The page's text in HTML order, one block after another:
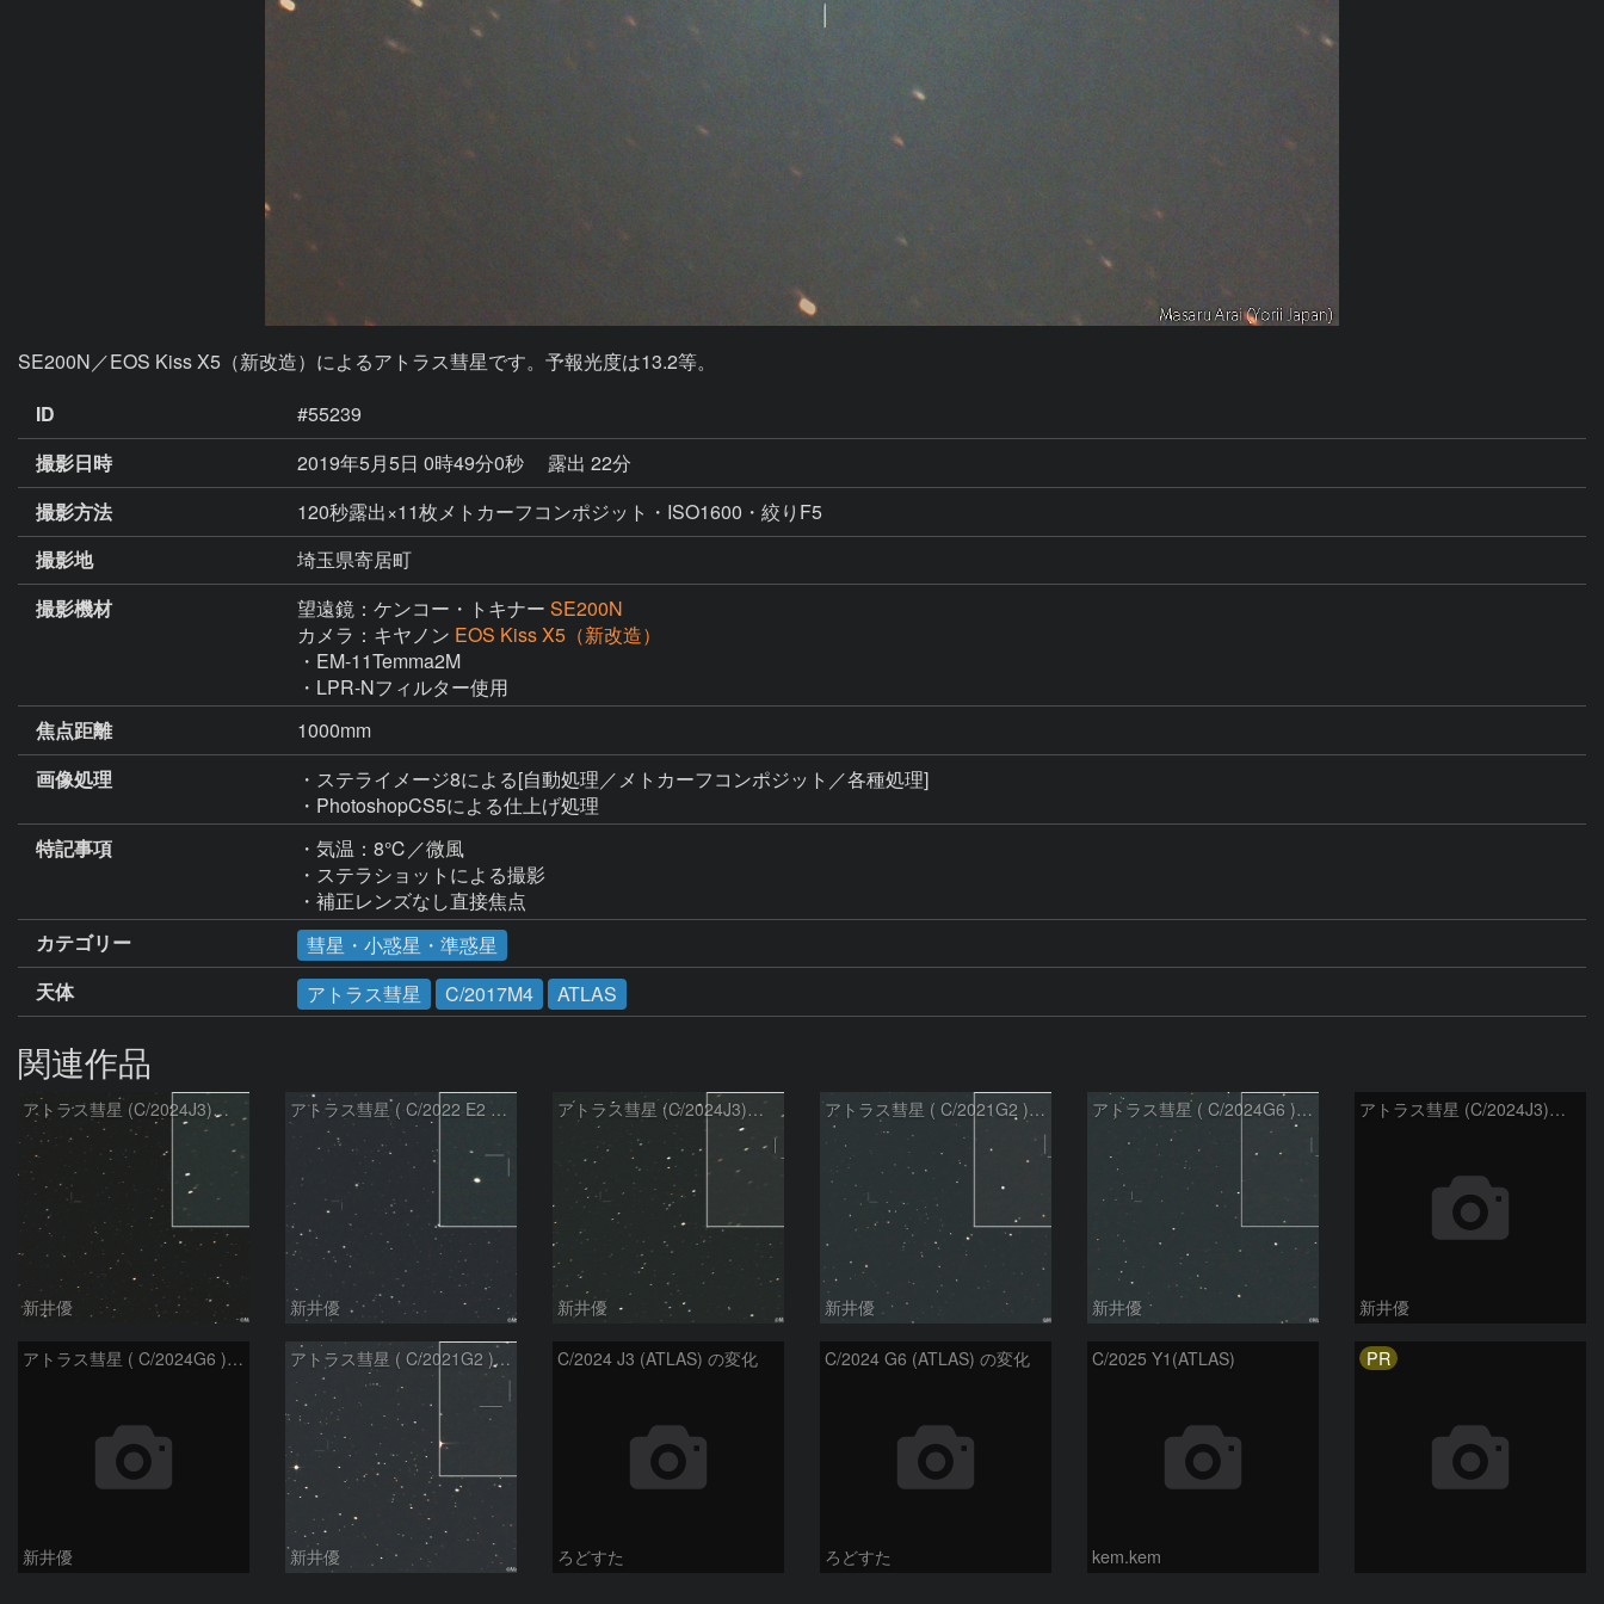
SE200N／EOS Kiss X5（新改造）によるアトラス彗星です。予報光度は13.2等。
ID
#55239
撮影日時
2019年5月5日 0時49分0秒
露出 22分
撮影方法
120秒露出×11枚メトカーフコンポジット・ISO1600・絞りF5
撮影地
埼玉県寄居町
撮影機材
望遠鏡：ケンコー・トキナー SE200N
カメラ：キヤノン EOS Kiss X5（新改造）
・EM-11Temma2M
・LPR-Nフィルター使用
焦点距離
1000mm
画像処理
・ステライメージ8による[自動処理／メトカーフコンポジット／各種処理]
・PhotoshopCS5による仕上げ処理
特記事項
・気温：8℃／微風
・ステラショットによる撮影
・補正レンズなし直接焦点
カテゴリー
彗星・小惑星・準惑星
天体
アトラス彗星 C/2017M4 ATLAS
関連作品
アトラス彗星 (C/2024J3)：2026/08/05
新井優
アトラス彗星 ( C/2022 E2 )：2026/07/27
新井優
アトラス彗星 (C/2024J3)：2026/07/26
新井優
アトラス彗星 ( C/2021G2 )：2026/07/09
新井優
アトラス彗星 ( C/2024G6 )：2026/07/09
新井優
アトラス彗星 (C/2024J3)：2026/07/09
新井優
アトラス彗星 ( C/2024G6 )：2026/07/08
新井優
アトラス彗星 ( C/2021G2 )：2026/07/08
新井優
C/2024 J3 (ATLAS) の変化
ろどすた
C/2024 G6 (ATLAS) の変化
ろどすた
C/2025 Y1(ATLAS)
kem.kem
PR